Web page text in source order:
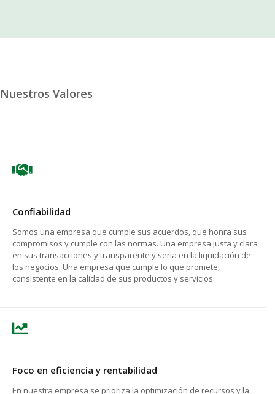
Nuestros Valores
Confiabilidad
Somos una empresa que cumple sus acuerdos, que honra sus
compromisos y cumple con las normas. Una empresa justa y clara
en sus transacciones y transparente y seria en la liquidación de
los negocios. Una empresa que cumple lo que promete,
consistente en la calidad de sus productos y servicios.
Foco en eficiencia y rentabilidad
En nuestra empresa se prioriza la optimización de recursos y la